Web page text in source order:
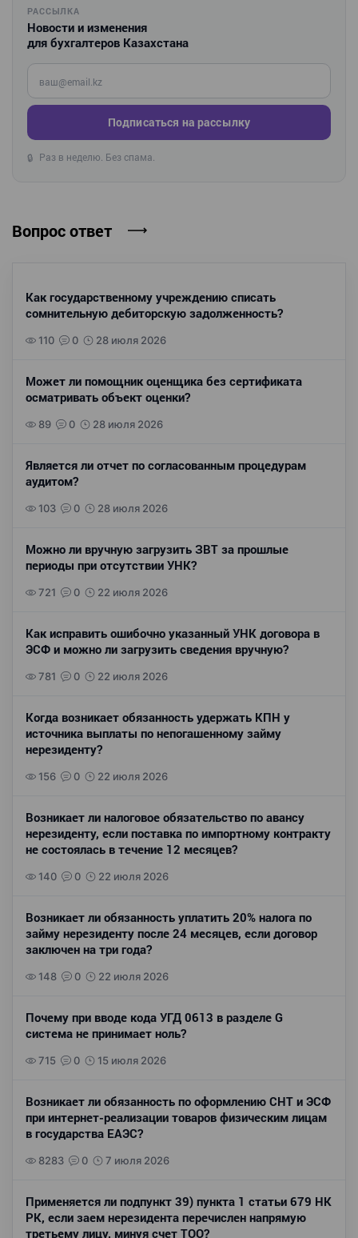
РАССЫЛКА
Новости и изменения
для бухгалтеров Казахстана
Введите ваш e-mail
Подписаться на рассылку
🔒 Раз в неделю. Без спама.
Вопрос ответ
Как государственному учреждению списать
сомнительную дебиторскую задолженность?
110 0 28 июля 2026
Может ли помощник оценщика без сертификата
осматривать объект оценки?
89 0 28 июля 2026
Является ли отчет по согласованным процедурам
аудитом?
103 0 28 июля 2026
Можно ли вручную загрузить ЗВТ за прошлые
периоды при отсутствии УНК?
721 0 22 июля 2026
Как исправить ошибочно указанный УНК договора в
ЭСФ и можно ли загрузить сведения вручную?
781 0 22 июля 2026
Когда возникает обязанность удержать КПН у
источника выплаты по непогашенному займу
нерезиденту?
156 0 22 июля 2026
Возникает ли налоговое обязательство по авансу
нерезиденту, если поставка по импортному контракту
не состоялась в течение 12 месяцев?
140 0 22 июля 2026
Возникает ли обязанность уплатить 20% налога по
займу нерезиденту после 24 месяцев, если договор
заключен на три года?
148 0 22 июля 2026
Почему при вводе кода УГД 0613 в разделе G
система не принимает ноль?
715 0 15 июля 2026
Возникает ли обязанность по оформлению СНТ и ЭСФ
при интернет-реализации товаров физическим лицам
в государства ЕАЭС?
8283 0 7 июля 2026
Применяется ли подпункт 39) пункта 1 статьи 679 НК
РК, если заем нерезидента перечислен напрямую
третьему лицу, минуя счет ТОО?